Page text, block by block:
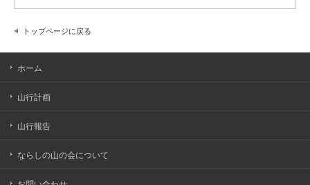
トップページに戻る
ホーム
山行計画
山行報告
ならしの山の会について